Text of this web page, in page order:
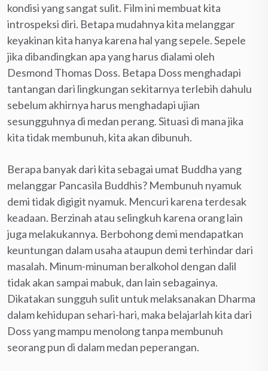
kondisi yang sangat sulit. Film ini membuat kita
introspeksi diri. Betapa mudahnya kita melanggar
keyakinan kita hanya karena hal yang sepele. Sepele
jika dibandingkan apa yang harus dialami oleh
Desmond Thomas Doss. Betapa Doss menghadapi
tantangan dari lingkungan sekitarnya terlebih dahulu
sebelum akhirnya harus menghadapi ujian
sesungguhnya di medan perang. Situasi di mana jika
kita tidak membunuh, kita akan dibunuh.
Berapa banyak dari kita sebagai umat Buddha yang
melanggar Pancasila Buddhis? Membunuh nyamuk
demi tidak digigit nyamuk. Mencuri karena terdesak
keadaan. Berzinah atau selingkuh karena orang lain
juga melakukannya. Berbohong demi mendapatkan
keuntungan dalam usaha ataupun demi terhindar dari
masalah. Minum-minuman beralkohol dengan dalil
tidak akan sampai mabuk, dan lain sebagainya.
Dikatakan sungguh sulit untuk melaksanakan Dharma
dalam kehidupan sehari-hari, maka belajarlah kita dari
Doss yang mampu menolong tanpa membunuh
seorang pun di dalam medan peperangan.